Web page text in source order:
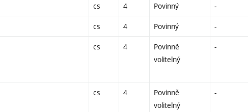
cs 4 Povinný -
cs 4 Povinný -
cs 4
Povinně
volitelný
-
cs 4
Povinně
volitelný
-